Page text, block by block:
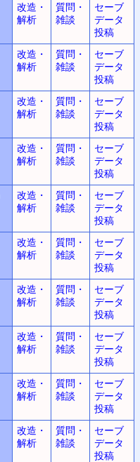
改造・
解析
質問・
雑談
セーブ
データ
投稿
改造・
解析
質問・
雑談
セーブ
データ
投稿
改造・
解析
質問・
雑談
セーブ
データ
投稿
改造・
解析
質問・
雑談
セーブ
データ
投稿
改造・
解析
質問・
雑談
セーブ
データ
投稿
改造・
解析
質問・
雑談
セーブ
データ
投稿
改造・
解析
質問・
雑談
セーブ
データ
投稿
改造・
解析
質問・
雑談
セーブ
データ
投稿
改造・
解析
質問・
雑談
セーブ
データ
投稿
改造・
解析
質問・
雑談
セーブ
データ
投稿